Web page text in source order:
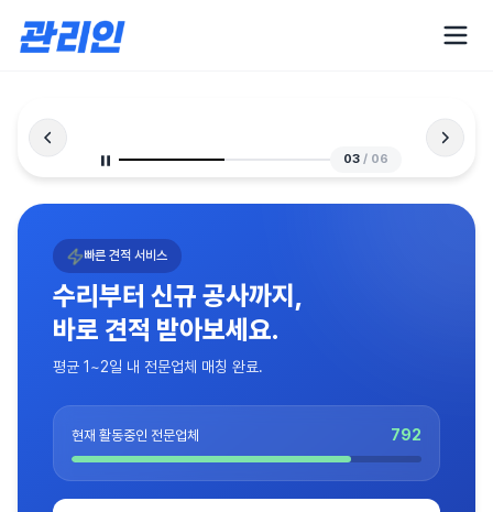
03/ 06
빠른 견적 서비스
수리부터 신규 공사까지,
바로 견적 받아보세요.
평균 1~2일 내 전문업체 매칭 완료.
현재 활동중인 전문업체 792